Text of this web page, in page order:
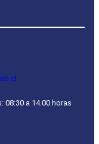
08:30 a 14.00 horas